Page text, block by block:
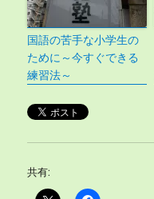
国語の苦手な小学生の
ために～今すぐできる
練習法～
共有: